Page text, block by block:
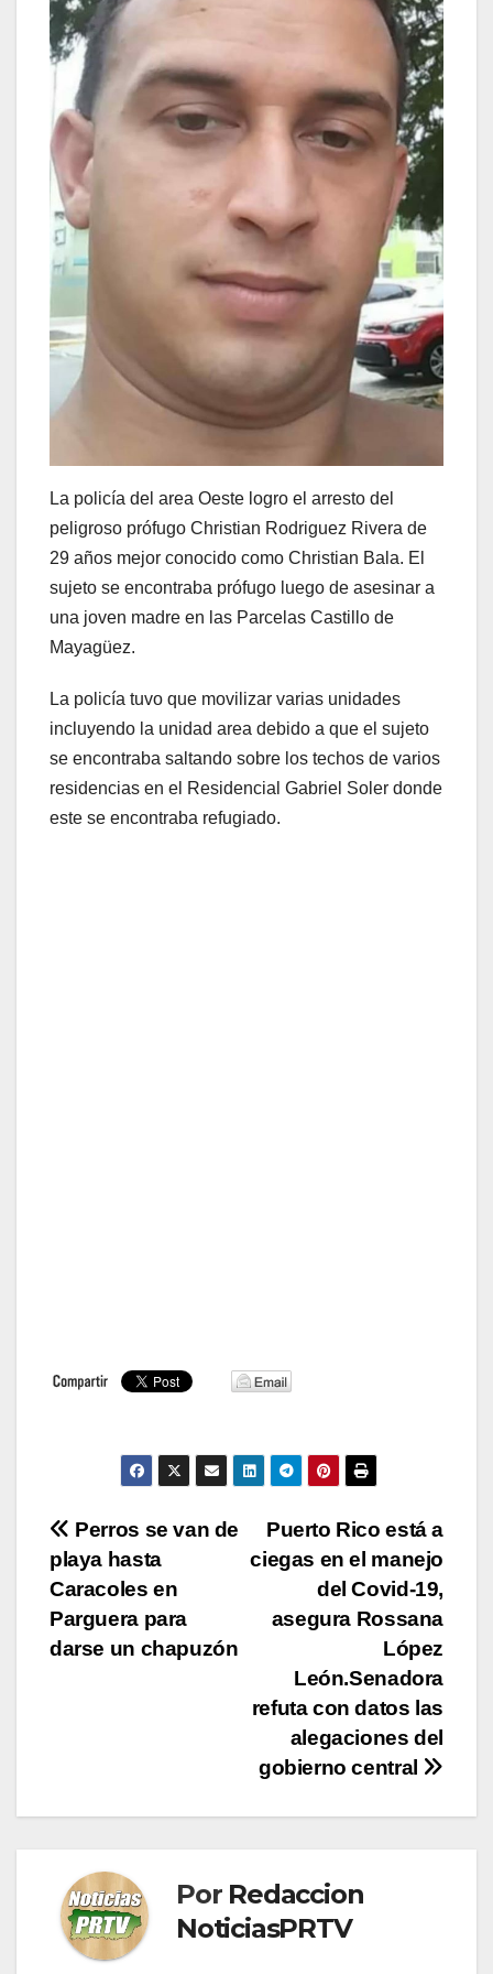
La policía del area Oeste logro el arresto del
peligroso prófugo Christian Rodriguez Rivera de
29 años mejor conocido como Christian Bala. El
sujeto se encontraba prófugo luego de asesinar a
una joven madre en las Parcelas Castillo de
Mayagüez.
La policía tuvo que movilizar varias unidades
incluyendo la unidad area debido a que el sujeto
se encontraba saltando sobre los techos de varios
residencias en el Residencial Gabriel Soler donde
este se encontraba refugiado.
Navegación
de
entradas
Puerto Rico está a
ciegas en el manejo
del Covid-19,
asegura Rossana
López
León.Senadora
refuta con datos las
alegaciones del
gobierno central
Perros se van de
playa hasta
Caracoles en
Parguera para
darse un chapuzón
Por Redaccion
NoticiasPRTV